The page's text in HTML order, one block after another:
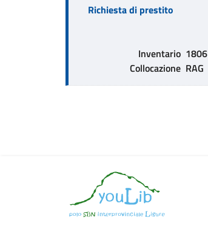
Richiesta di prestito
Inventario
Collocazione RAG